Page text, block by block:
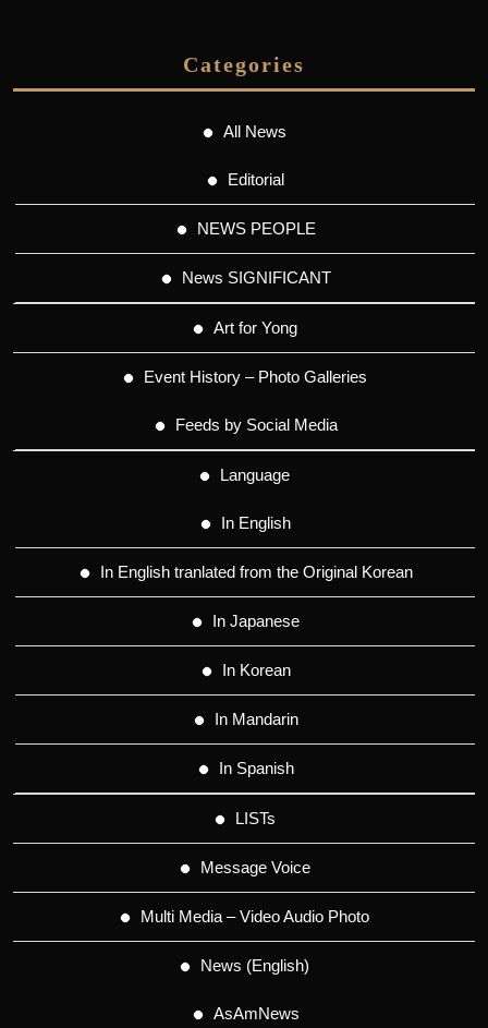
Categories
All News
Editorial
NEWS PEOPLE
News SIGNIFICANT
Art for Yong
Event History – Photo Galleries
Feeds by Social Media
Language
In English
In English tranlated from the Original Korean
In Japanese
In Korean
In Mandarin
In Spanish
LISTs
Message Voice
Multi Media – Video Audio Photo
News (English)
AsAmNews